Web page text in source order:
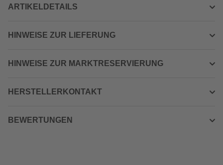
ARTIKELDETAILS
HINWEISE ZUR LIEFERUNG
HINWEISE ZUR MARKTRESERVIERUNG
HERSTELLERKONTAKT
BEWERTUNGEN